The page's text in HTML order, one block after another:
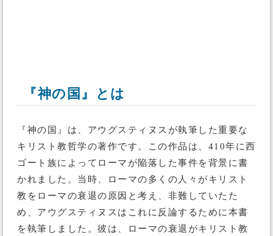
『神の国』とは
『神の国』は、アウグスティヌスが執筆した重要な
キリスト教哲学の著作です。この作品は、410年に西
ゴート族によってローマが陥落した事件を背景に書
かれました。当時、ローマの多くの人々がキリスト
教をローマの衰退の原因と考え、非難していたた
め、アウグスティヌスはこれに反論するために本書
を執筆しました。彼は、ローマの衰退がキリスト教